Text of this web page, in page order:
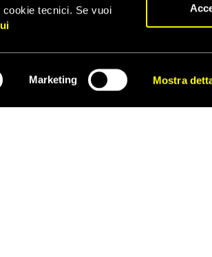
cookie tecnici. Se vuoi
Marketing Mostra
CONDIVIDI